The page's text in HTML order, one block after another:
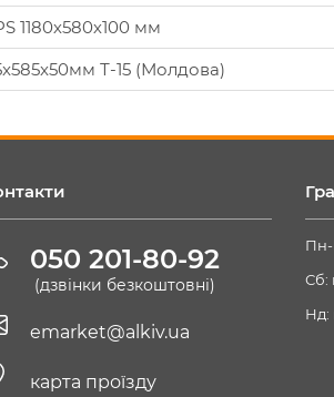
1180х580х100 мм
Т-15 (Молдова)
050 201-80-92
(дзвінки безкоштовні)
emarket@alkiv.ua
карта проїзду
Пн-
Сб:
Нд: